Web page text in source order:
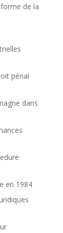
de la
pénal
dans
en 1984